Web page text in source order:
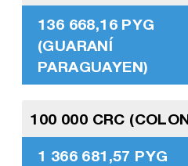
136 668,16 PYG
(GUARANÍ
PARAGUAYEN)
100 000 CRC
1 366 681,57 PYG